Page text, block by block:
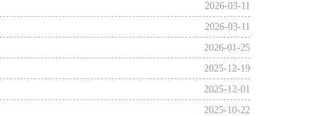
2026-03-11
2026-03-11
2026-01-25
2025-12-19
2025-12-01
2025-10-22